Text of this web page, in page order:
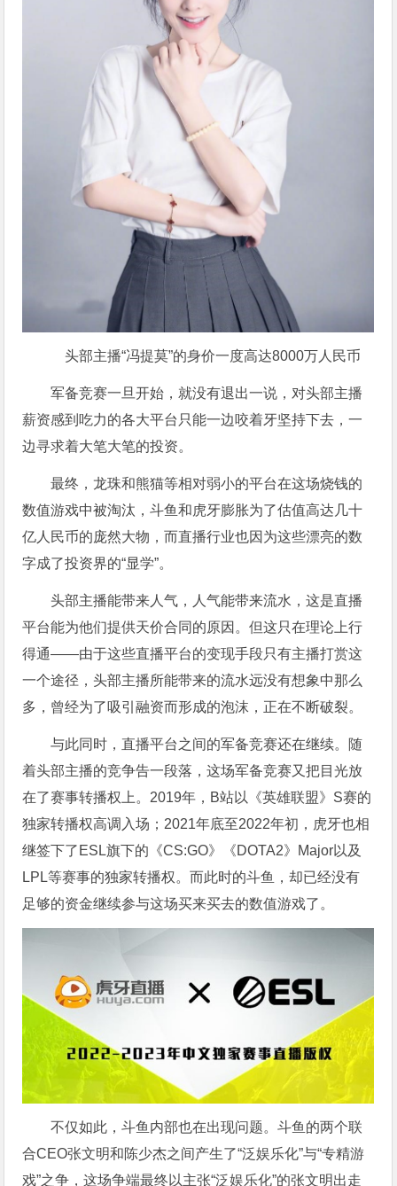
头部主播“冯提莫”的身价一度高达8000万人民币
军备竞赛一旦开始，就没有退出一说，对头部主播
薪资感到吃力的各大平台只能一边咬着牙坚持下去，一
边寻求着大笔大笔的投资。
最终，龙珠和熊猫等相对弱小的平台在这场烧钱的
数值游戏中被淘汰，斗鱼和虎牙膨胀为了估值高达几十
亿人民币的庞然大物，而直播行业也因为这些漂亮的数
字成了投资界的“显学”。
头部主播能带来人气，人气能带来流水，这是直播
平台能为他们提供天价合同的原因。但这只在理论上行
得通——由于这些直播平台的变现手段只有主播打赏这
一个途径，头部主播所能带来的流水远没有想象中那么
多，曾经为了吸引融资而形成的泡沫，正在不断破裂。
与此同时，直播平台之间的军备竞赛还在继续。随
着头部主播的竞争告一段落，这场军备竞赛又把目光放
在了赛事转播权上。2019年，B站以《英雄联盟》S赛的
独家转播权高调入场；2021年底至2022年初，虎牙也相
继签下了ESL旗下的《CS:GO》《DOTA2》Major以及
LPL等赛事的独家转播权。而此时的斗鱼，却已经没有
足够的资金继续参与这场买来买去的数值游戏了。
不仅如此，斗鱼内部也在出现问题。斗鱼的两个联
合CEO张文明和陈少杰之间产生了“泛娱乐化”与“专精游
戏”之争，这场争端最终以主张“泛娱乐化”的张文明出走